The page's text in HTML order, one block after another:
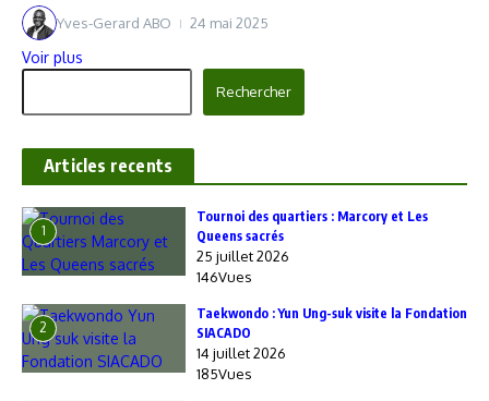
Yves-Gerard ABO 24 mai 2025
Voir plus
Rechercher
Articles recents
1
‎Tournoi des quartiers : Marcory et Les
Queens sacrés
25 juillet 2026
146Vues
2
Taekwondo : Yun Ung-suk visite la Fondation
SIACADO
14 juillet 2026
185Vues